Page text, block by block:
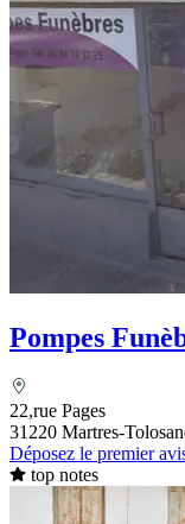
Pompes
22,rue Pages
31220 Martres-
Déposez le premier
top notes